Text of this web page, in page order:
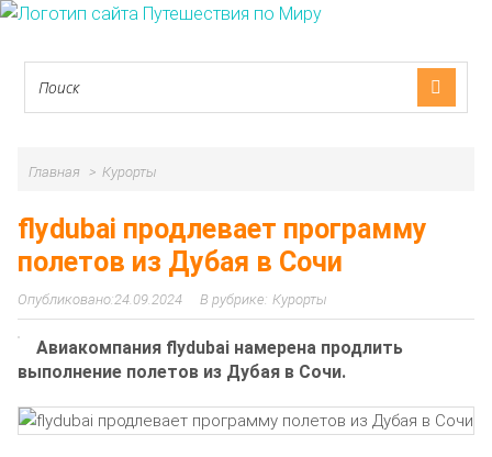
Главная Курорты
flydubai продлевает программу
полетов из Дубая в Сочи
24.09.2024 Курорты
Авиакомпания flydubai намерена продлить
выполнение полетов из Дубая в Сочи.